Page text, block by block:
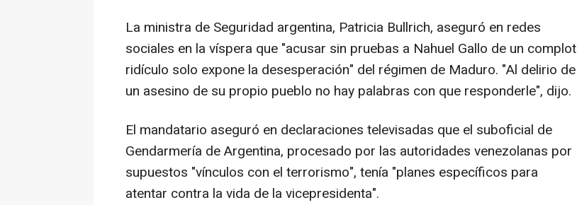
La ministra de Seguridad argentina, Patricia Bullrich, aseguró en redes
sociales en la víspera que "acusar sin pruebas a Nahuel Gallo de un complot
ridículo solo expone la desesperación" del régimen de Maduro. "Al delirio de
un asesino de su propio pueblo no hay palabras con que responderle", dijo.
El mandatario aseguró en declaraciones televisadas que el suboficial de
Gendarmería de Argentina, procesado por las autoridades venezolanas por
supuestos "vínculos con el terrorismo", tenía "planes específicos para
atentar contra la vida de la vicepresidenta".